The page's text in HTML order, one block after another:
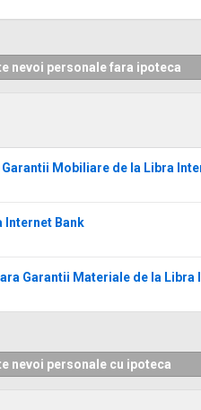
nevoi personale fara ipoteca
Mobiliare de la Libra
Internet Bank
Garantii Materiale de la Libra
nevoi personale cu ipoteca